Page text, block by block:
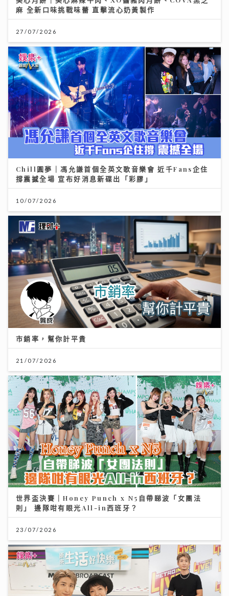
麻 全新口味挑戰味蕾 直擊流心奶黃製作
27/07/2026
Chill圓夢｜馮允謙首個全英文歌音樂會 近千Fans企住
撐震撼全場 宣布好消息新碟出「彩膠」
10/07/2026
市銷率，幫你計平貴
21/07/2026
世界盃決賽｜Honey Punch x N5自帶睇波「女團法
則」 邊隊咁有眼光All-in西班牙？
23/07/2026